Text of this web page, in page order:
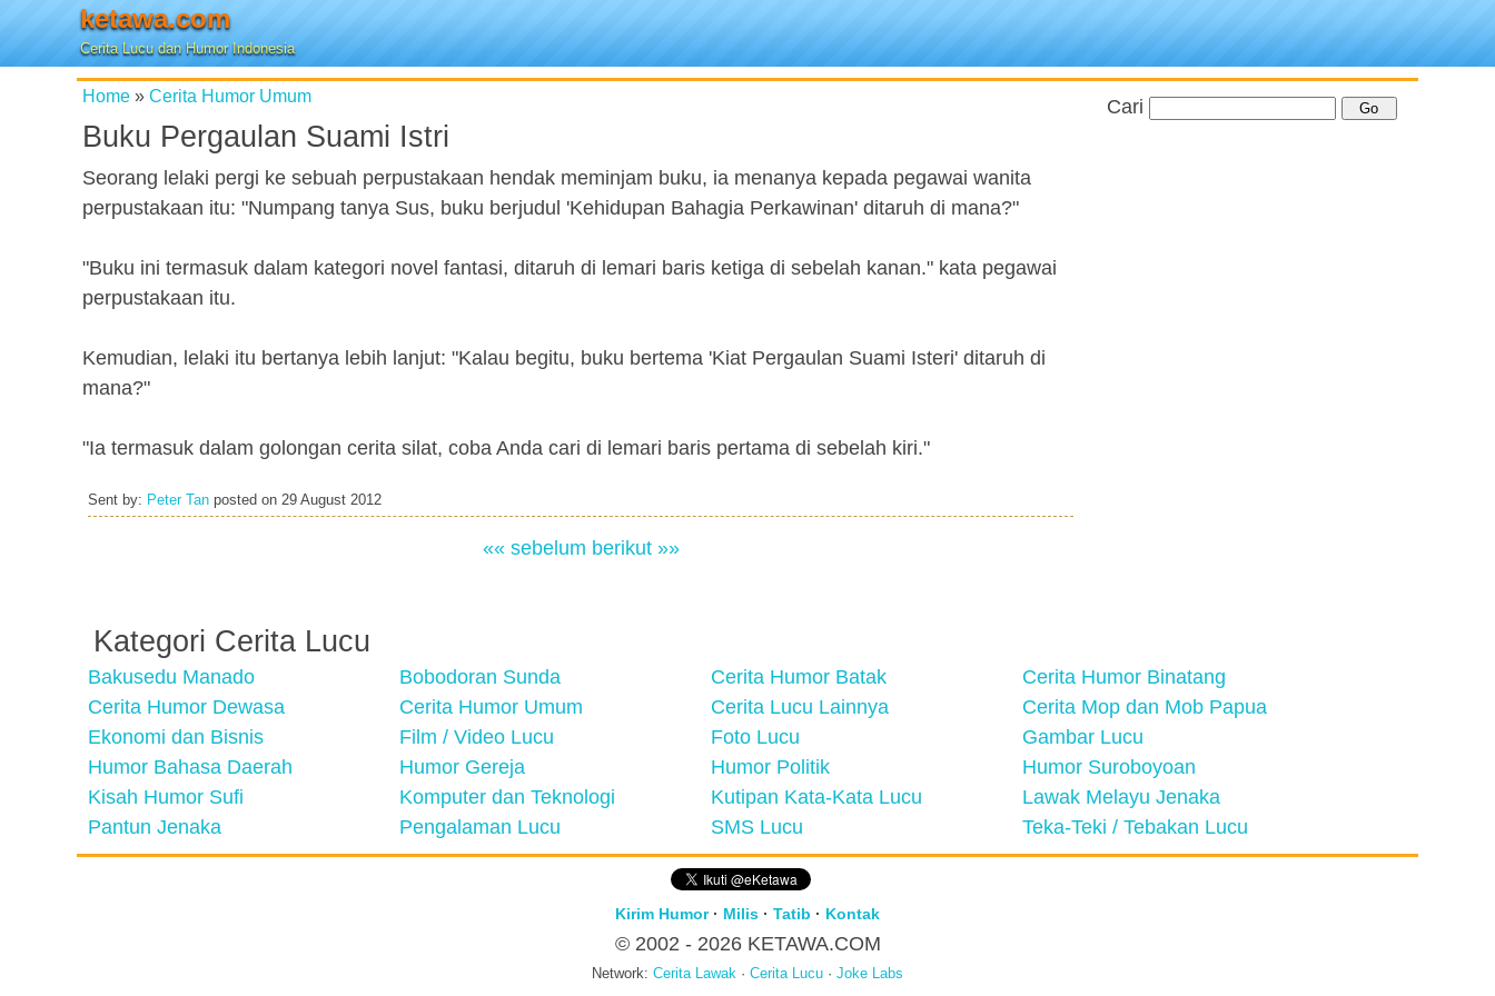
ketawa.com
Cerita Lucu dan Humor Indonesia
Home » Cerita Humor Umum
Buku Pergaulan Suami Istri
Seorang lelaki pergi ke sebuah perpustakaan hendak meminjam buku, ia menanya kepada pegawai wanita
perpustakaan itu: "Numpang tanya Sus, buku berjudul 'Kehidupan Bahagia Perkawinan' ditaruh di mana?"
"Buku ini termasuk dalam kategori novel fantasi, ditaruh di lemari baris ketiga di sebelah kanan." kata pegawai
perpustakaan itu.
Kemudian, lelaki itu bertanya lebih lanjut: "Kalau begitu, buku bertema 'Kiat Pergaulan Suami Isteri' ditaruh di
mana?"
"Ia termasuk dalam golongan cerita silat, coba Anda cari di lemari baris pertama di sebelah kiri."
Sent by: Peter Tan posted on 29 August 2012
«« sebelum berikut »»
Cari
Kategori Cerita Lucu
Bakusedu Manado Bobodoran Sunda Cerita Humor Batak
Cerita Humor Binatang
Cerita Humor Dewasa
Cerita Humor Umum Cerita Lucu Lainnya
Cerita Mop dan Mob Papua
Ekonomi dan Bisnis
Film / Video Lucu Foto Lucu
Gambar Lucu
Humor Bahasa Daerah
Humor Gereja Humor Politik
Humor Suroboyoan
Kisah Humor Sufi
Komputer dan Teknologi Kutipan Kata-Kata Lucu
Lawak Melayu Jenaka
Pantun Jenaka
Pengalaman Lucu SMS Lucu Teka-Teki / Tebakan Lucu
Kirim Humor· Milis · Tatib · Kontak
© 2002 - 2026 KETAWA.COM
Network: Cerita Lawak · Cerita Lucu · Joke Labs